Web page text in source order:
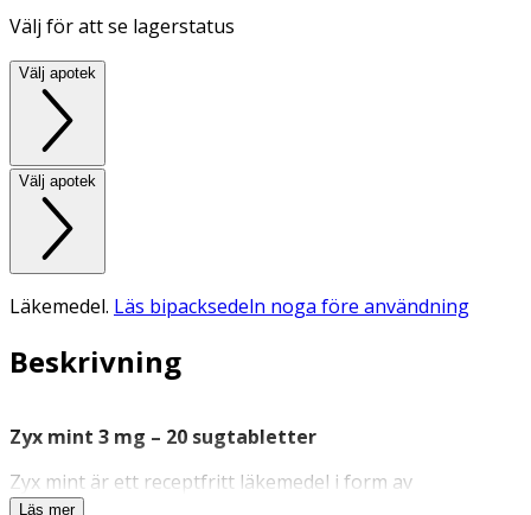
Välj för att se lagerstatus
Välj apotek
Välj apotek
Läkemedel. Läs bipacksedeln noga före användning
Beskrivning
Zyx mint 3 mg – 20 sugtabletter
Zyx mint är ett receptfritt läkemedel i form av
sugtabletter som används för att
Läs mer